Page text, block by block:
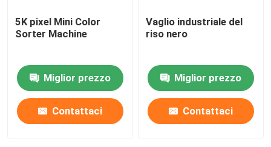
selezionatore di plastica di colore
selezionatore di colore del tè
Selezionatore di colore della cinghia
5K pixel Mini Color
Sorter Machine
Miglior prezzo
Contattaci
Vaglio industriale del
riso nero
Miglior prezzo
Contattaci